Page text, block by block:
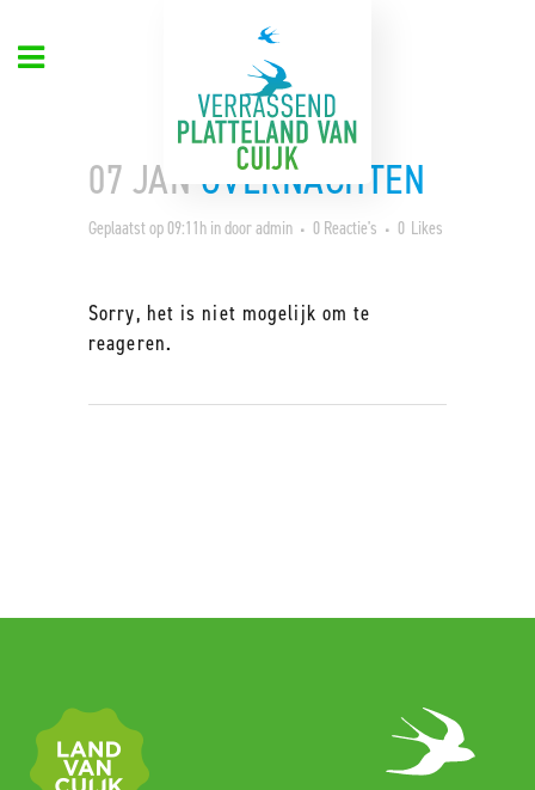
07 JAN OVERNACHTEN
Geplaatst op 09:11h indooradmin 0 Reactie's 0 Likes
Sorry, het is niet mogelijk om te
reageren.